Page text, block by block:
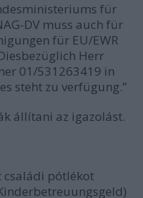
für
DV muss auch für
für EU/EWR
Herr
01/531263419 in
steht zu verfügung.”
állítani az igazolást.
családi pótlékot